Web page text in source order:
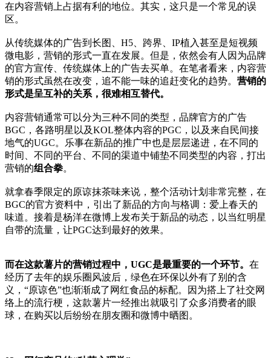
在内容营销上占据有利的地位。其实，这只是一个常见的误
区。
从传统媒体的广告到长图、H5、跨界、IP植入甚至是短视频
微电影，营销的形式一直在发展。但是，依然会有人因为品牌
的官方宣传、传统媒体上的广告去买单。在笔者看来，内容营
销的形式虽然在改变，追不能一味的追赶变化的趋势。 营销的
形式是呈互补的关系，很难相互替代。
内容营销通常可以分为三种不同的类型，品牌官方的广告
BGC，各路明星以及KOL整体内容的PGC，以及来自民间接
地气的UGC。乐事在新品的推广中也是层层递进，在不同的
时间、不同的平台、不同的渠道中铺垫不同类型的内容，打出
营销的组合拳。
就拿春季限定的原谅抹茶味来说，整个活动计划非常完整，在
BGC的官方资料中，引出了新品的方向与格调：爱上春天的
味道。接着是杨洋在微博上发布关于新品的动态，以当红明星
自带的流量，让PGC达到最好的效果。
而在这款薯片的营销过程中，UGC是最重要的一个环节。 在
经历了去年的娱乐圈风波后，绿色在环保以外有了别的含
义，“原谅色”也渐渐成了网红食品的标配。因为搭上了社交网
络上的流行梗，这款薯片一经推出就吸引了众多消费者的眼
球，在购买以后纷纷在朋友圈和微博中晒图。